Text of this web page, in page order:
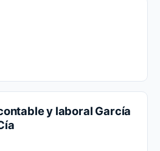
y laboral García